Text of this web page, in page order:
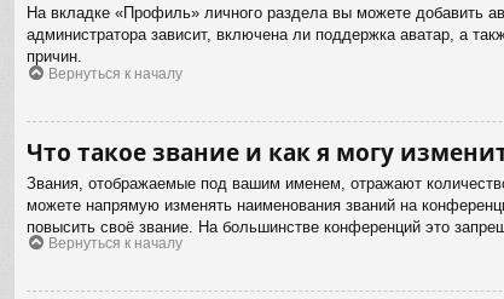
На вкладке «Профиль» личного раздела вы можете добавить
администратора зависит, включена ли поддержка аватар, а
причин.
Вернуться к началу
Что такое звание и как я могу
Звания, отображаемые под вашим именем, отражают
можете напрямую изменять наименования званий на
повысить своё звание. На большинстве конференций это
Вернуться к началу